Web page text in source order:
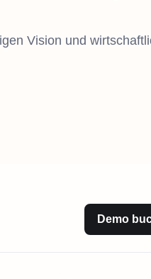
Vision und
Demo